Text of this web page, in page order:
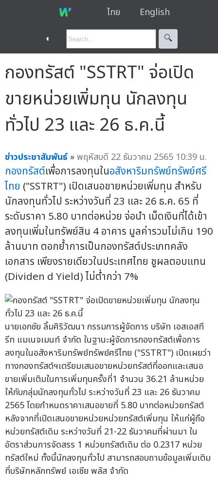
ไทย English
◐ 🔍︎
กองทรัสต์ "SSTRT" จ่อเปิด
ขายหน่วยเพิ่มทุน นักลงทุน
ทั่วไป 23 และ 26 ธ.ค.นี้
ข่าวประชาสัมพันธ์ »พฤหัสบดี 22 ธันวาคม 2565 10:39 น.
กองทรัสต์เพื่อการลงทุนในอสังหาริมทรัพย์ทรัพย์ศรี
ไทย ("SSTRT") เปิดเสนอขายหน่วยเพิ่มทุน สำหรับ
นักลงทุนทั่วไป ระหว่างวันที่ 23 และ 26 ธ.ค. 65 ที่
ระดับราคา 5.80 บาทต่อหน่วย จ่อนำ เม็ดเงินที่ได้เข้า
ลงทุนเพิ่มในทรัพย์สิน 4 อาคาร มูลค่ารวมไม่เกิน 190
ล้านบาท ตอกย้ำการเป็นกองทรัสต์ประเภทคลัง
เอกสาร เพียงรายเดียวในประเทศไทย ชูผลตอบแทน
(Dividen d Yield) ไม่ต่ำกว่า 7%
นายเอกชัย ลิ้มศิริวัฒนา กรรมการผู้จัดการ บริษัท เอสเอสที
รีท แมเนจเมนท์ จำกัด ในฐานะผู้จัดการกองทรัสต์เพื่อการ
ลงทุนในอสังหาริมทรัพย์ทรัพย์ศรีไทย ("SSTRT") เปิดเผยว่า
ทางกองทรัสต์ฯเตรียมเสนอขายหน่วยทรัสต์ที่ออกและเสนอ
ขายเพิ่มเติมในการเพิ่มทุนครั้งที่1 จำนวน 36.21 ล้านหน่วย
ให้กับกลุ่มนักลงทุนทั่วไป ระหว่างวันที่ 23 และ 26 ธันวาคม
2565 โดยกำหนดราคาเสนอขายที่ 5.80 บาทต่อหน่วยทรัสต์
หลังจากที่เปิดเสนอขายหน่วยหน่วยทรัสต์เพิ่มทุน ให้แก่ผู้ถือ
หน่วยทรัสต์เดิม ระหว่างวันที่ 21-22 ธันวาคมที่ผ่านมา ใน
อัตราส่วนการจัดสรร 1 หน่วยทรัสต์เดิม ต่อ 0.2317 หน่วย
ทรัสต์ใหม่ ทั้งนี้นักลงทุนทั่วไป สามารถสอบถามข้อมูลเพิ่มเติม
ที่บริษัทหลักทรัพย์ เอเซีย พลัส จำกัด